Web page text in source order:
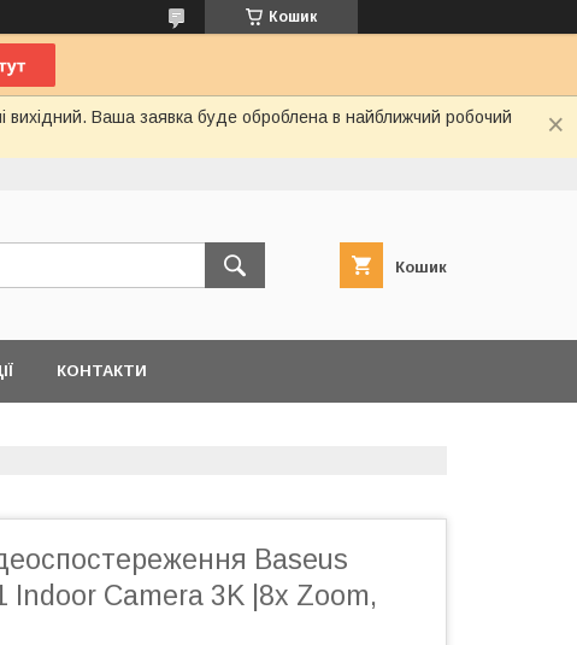
Кошик
вихідний. Ваша заявка буде оброблена в найближчий робочий
Кошик
КОНТАКТИ
Baseus
Indoor Camera 3K |8x Zoom,